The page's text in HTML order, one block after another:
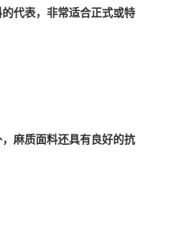
代表，非常适合正式或特
麻质面料还具有良好的抗